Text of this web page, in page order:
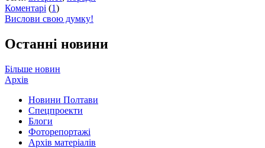
Коментарі (1)
Вислови свою думку!
Останні новини
Більше новин
Архів
Новини Полтави
Спецпроекти
Блоги
Фоторепортажі
Архів матеріалів